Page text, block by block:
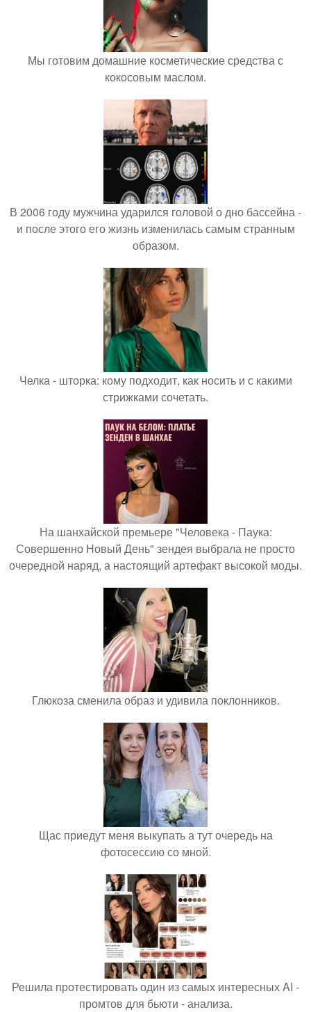
Мы готовим домашние косметические средства с
кокосовым маслом.
В 2006 году мужчина ударился головой о дно бассейна -
и после этого его жизнь изменилась самым странным
образом.
Челка - шторка: кому подходит, как носить и с какими
стрижками сочетать.
На шанхайской премьере "Человека - Паука:
Совершенно Новый День" зендея выбрала не просто
очередной наряд, а настоящий артефакт высокой моды.
Глюкоза сменила образ и удивила поклонников.
Щас приедут меня выкупать а тут очередь на
фотосессию со мной.
Решила протестировать один из самых интересных AI -
промтов для бьюти - анализа.